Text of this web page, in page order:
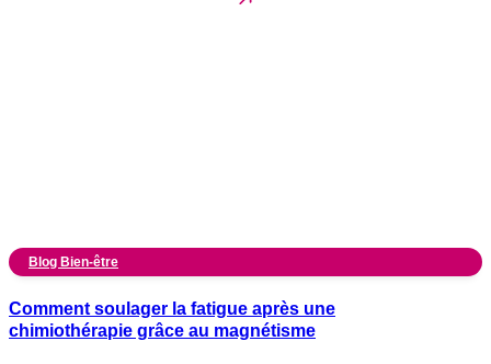
Blog Bien-être
Comment soulager la fatigue après une
chimiothérapie grâce au magnétisme